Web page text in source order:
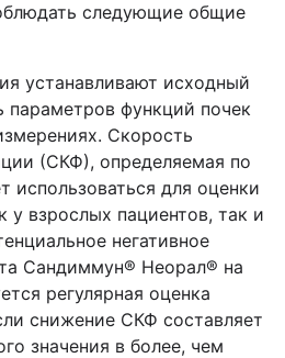
следующие общие
устанавливают исходный
параметров функций почек
Скорость
(СКФ), определяемая по
использоваться для оценки
у взрослых пациентов, так и
негативное
Сандиммун® Неорал® на
регулярная оценка
снижение СКФ составляет
значения в более, чем